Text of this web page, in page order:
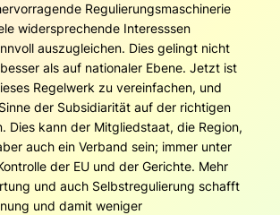
Regulierungsmaschinerie
widersprechende Interesssen
auszugleichen. Dies gelingt nicht
als auf nationaler Ebene. Jetzt ist
Regelwerk zu vereinfachen, und
der Subsidiarität auf der richtigen
Dies kann der Mitgliedstaat, die Region,
auch ein Verband sein; immer unter
der EU und der Gerichte. Mehr
und auch Selbstregulierung schafft
und damit weniger